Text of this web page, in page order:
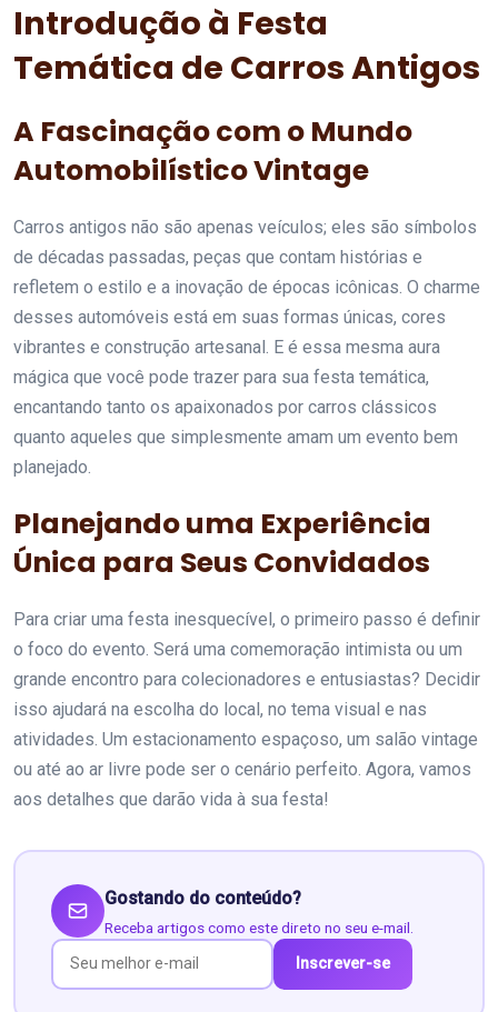
Introdução à Festa
Temática de Carros Antigos
A Fascinação com o Mundo
Automobilístico Vintage
Carros antigos não são apenas veículos; eles são símbolos
de décadas passadas, peças que contam histórias e
refletem o estilo e a inovação de épocas icônicas. O charme
desses automóveis está em suas formas únicas, cores
vibrantes e construção artesanal. E é essa mesma aura
mágica que você pode trazer para sua festa temática,
encantando tanto os apaixonados por carros clássicos
quanto aqueles que simplesmente amam um evento bem
planejado.
Planejando uma Experiência
Única para Seus Convidados
Para criar uma festa inesquecível, o primeiro passo é definir
o foco do evento. Será uma comemoração intimista ou um
grande encontro para colecionadores e entusiastas? Decidir
isso ajudará na escolha do local, no tema visual e nas
atividades. Um estacionamento espaçoso, um salão vintage
ou até ao ar livre pode ser o cenário perfeito. Agora, vamos
aos detalhes que darão vida à sua festa!
Gostando do conteúdo?
Receba artigos como este direto no seu e-mail.
Inscrever-se